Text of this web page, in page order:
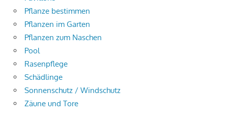
Pflanze bestimmen
Pflanzen im Garten
Pflanzen zum Naschen
Pool
Rasenpflege
Schädlinge
Sonnenschutz / Windschutz
Zäune und Tore